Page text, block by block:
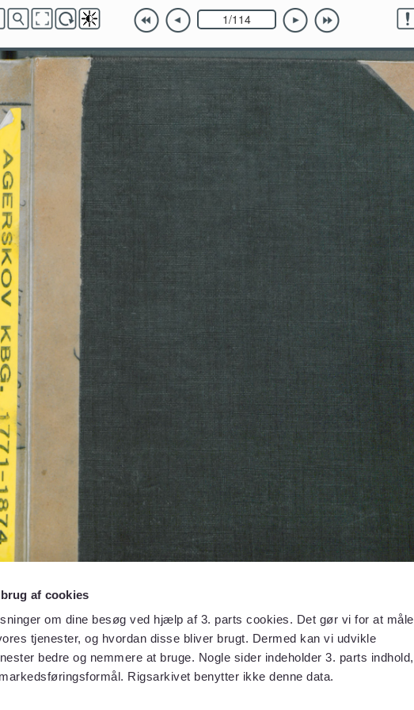
af cookies
om dine besøg ved hjælp af 3. parts cookies. Det gør vi for at måle
tjenester, og hvordan disse bliver brugt. Dermed kan vi udvikle
bedre og nemmere at bruge. Nogle sider indeholder 3. parts indhold,
Rigsarkivet benytter ikke denne data.